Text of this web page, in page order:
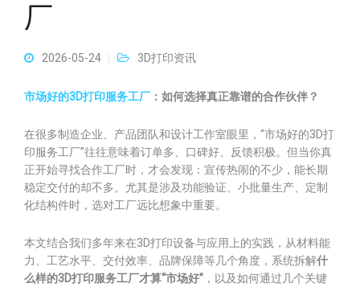
厂
2026-05-24 3D打印资讯
市场好的3D打印服务工厂 ：如何选择真正靠谱的合作伙伴？
在很多制造企业、产品团队和设计工作室眼里，“市场好的3D打
印服务工厂”往往意味着订单多、口碑好、反馈积极。但当你真
正开始寻找合作工厂时，才会发现：宣传热闹的不少，能长期
稳定交付的却不多。尤其是涉及功能验证、小批量生产、定制
化结构件时，选对工厂远比想象中重要。
本文结合我们多年来在3D打印设备与应用上的实践，从材料能
力、工艺水平、交付效率、品牌保障等几个角度，系统拆解什
么样的3D打印服务工厂才算“市场好” ，以及如何通过几个关键